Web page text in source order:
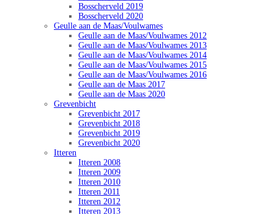
Bosscherveld 2019
Bosscherveld 2020
Geulle aan de Maas/Voulwames
Geulle aan de Maas/Voulwames 2012
Geulle aan de Maas/Voulwames 2013
Geulle aan de Maas/Voulwames 2014
Geulle aan de Maas/Voulwames 2015
Geulle aan de Maas/Voulwames 2016
Geulle aan de Maas 2017
Geulle aan de Maas 2020
Grevenbicht
Grevenbicht 2017
Grevenbicht 2018
Grevenbicht 2019
Grevenbicht 2020
Itteren
Itteren 2008
Itteren 2009
Itteren 2010
Itteren 2011
Itteren 2012
Itteren 2013